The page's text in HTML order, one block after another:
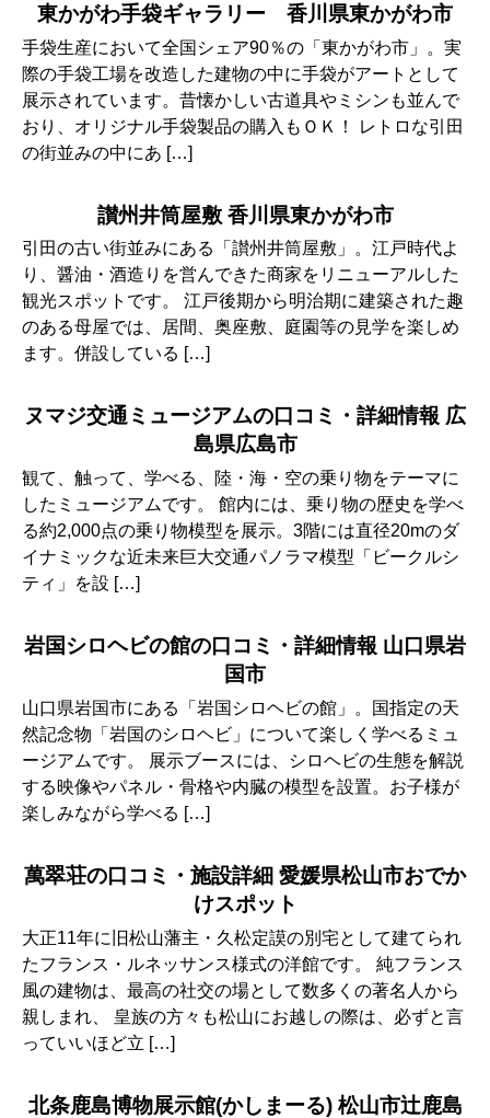
東かがわ手袋ギャラリー 香川県東かがわ市
手袋生産において全国シェア90％の「東かがわ市」。実
際の手袋工場を改造した建物の中に手袋がアートとして
展示されています。昔懐かしい古道具やミシンも並んで
おり、オリジナル手袋製品の購入もＯＫ！ レトロな引田
の街並みの中にあ […]
讃州井筒屋敷 香川県東かがわ市
引田の古い街並みにある「讃州井筒屋敷」。江戸時代よ
り、醤油・酒造りを営んできた商家をリニューアルした
観光スポットです。 江戸後期から明治期に建築された趣
のある母屋では、居間、奥座敷、庭園等の見学を楽しめ
ます。併設している […]
ヌマジ交通ミュージアムの口コミ・詳細情報 広
島県広島市
観て、触って、学べる、陸・海・空の乗り物をテーマに
したミュージアムです。 館内には、乗り物の歴史を学べ
る約2,000点の乗り物模型を展示。3階には直径20mのダ
イナミックな近未来巨大交通パノラマ模型「ビークルシ
ティ」を設 […]
岩国シロヘビの館の口コミ・詳細情報 山口県岩
国市
山口県岩国市にある「岩国シロヘビの館」。国指定の天
然記念物「岩国のシロヘビ」について楽しく学べるミュ
ージアムです。 展示ブースには、シロヘビの生態を解説
する映像やパネル・骨格や内臓の模型を設置。お子様が
楽しみながら学べる […]
萬翠荘の口コミ・施設詳細 愛媛県松山市おでか
けスポット
大正11年に旧松山藩主・久松定謨の別宅として建てられ
たフランス・ルネッサンス様式の洋館です。 純フランス
風の建物は、最高の社交の場として数多くの著名人から
親しまれ、 皇族の方々も松山にお越しの際は、必ずと言
っていいほど立 […]
北条鹿島博物展示館(かしまーる) 松山市辻鹿島